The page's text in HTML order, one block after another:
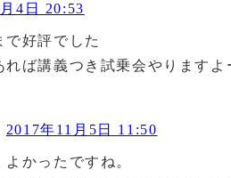
4日 20:53
で好評でした
れば講義つき試乗会やりますよ
2017年11月5日 11:50
かったですね。